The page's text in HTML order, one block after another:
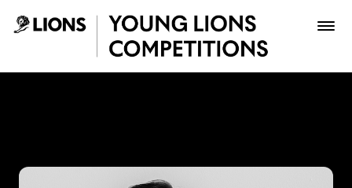
Saltar al contenido principal